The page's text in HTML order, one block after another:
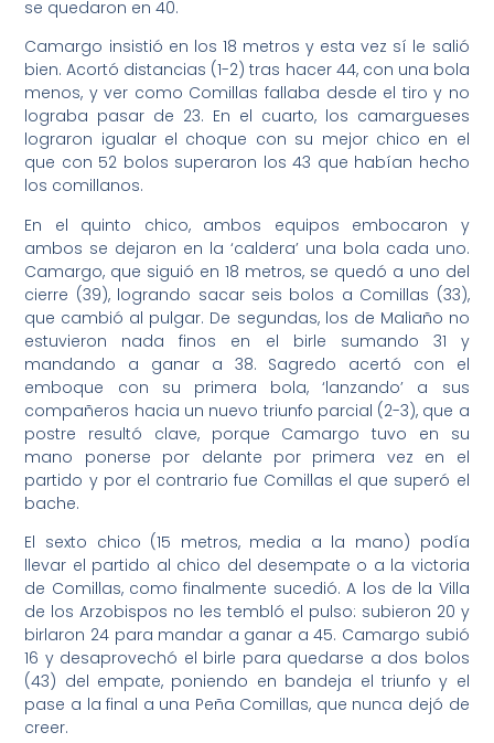
se quedaron en 40.
Camargo insistió en los 18 metros y esta vez sí le salió
bien. Acortó distancias (1-2) tras hacer 44, con una bola
menos, y ver como Comillas fallaba desde el tiro y no
lograba pasar de 23. En el cuarto, los camargueses
lograron igualar el choque con su mejor chico en el
que con 52 bolos superaron los 43 que habían hecho
los comillanos.
En el quinto chico, ambos equipos embocaron y
ambos se dejaron en la ‘caldera’ una bola cada uno.
Camargo, que siguió en 18 metros, se quedó a uno del
cierre (39), logrando sacar seis bolos a Comillas (33),
que cambió al pulgar. De segundas, los de Maliaño no
estuvieron nada finos en el birle sumando 31 y
mandando a ganar a 38. Sagredo acertó con el
emboque con su primera bola, ‘lanzando’ a sus
compañeros hacia un nuevo triunfo parcial (2-3), que a
postre resultó clave, porque Camargo tuvo en su
mano ponerse por delante por primera vez en el
partido y por el contrario fue Comillas el que superó el
bache.
El sexto chico (15 metros, media a la mano) podía
llevar el partido al chico del desempate o a la victoria
de Comillas, como finalmente sucedió. A los de la Villa
de los Arzobispos no les tembló el pulso: subieron 20 y
birlaron 24 para mandar a ganar a 45. Camargo subió
16 y desaprovechó el birle para quedarse a dos bolos
(43) del empate, poniendo en bandeja el triunfo y el
pase a la final a una Peña Comillas, que nunca dejó de
creer.